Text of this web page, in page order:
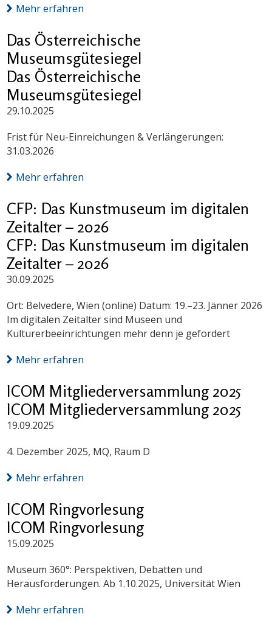
Mehr erfahren
Das Österreichische
Museumsgütesiegel
Das Österreichische
Museumsgütesiegel
29.10.2025
Frist für Neu-Einreichungen & Verlängerungen:
31.03.2026
Mehr erfahren
CFP: Das Kunstmuseum im digitalen
Zeitalter – 2026
CFP: Das Kunstmuseum im digitalen
Zeitalter – 2026
30.09.2025
Ort: Belvedere, Wien (online) Datum: 19.–23. Jänner 2026
Im digitalen Zeitalter sind Museen und
Kulturerbeeinrichtungen mehr denn je gefordert
Mehr erfahren
ICOM Mitgliederversammlung 2025
ICOM Mitgliederversammlung 2025
19.09.2025
4. Dezember 2025, MQ, Raum D
Mehr erfahren
ICOM Ringvorlesung
ICOM Ringvorlesung
15.09.2025
Museum 360°: Perspektiven, Debatten und
Herausforderungen. Ab 1.10.2025, Universität Wien
Mehr erfahren